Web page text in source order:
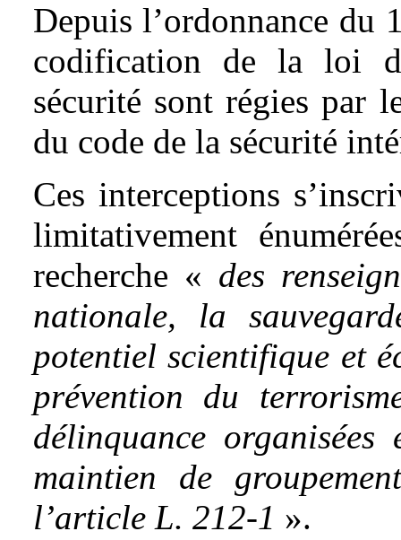
Depuis l’ordonnance du
codification de la loi
sécurité sont régies par
du code de la sécurité
Ces interceptions
limitativement
recherche « des
nationale, la
potentiel scientifique et
prévention du
délinquance
maintien de
l’article L. 212-1 ».